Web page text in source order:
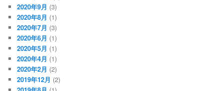
2020年9月 (3)
2020年8月 (1)
2020年7月 (3)
2020年6月 (1)
2020年5月 (1)
2020年4月 (1)
2020年2月 (2)
2019年12月 (2)